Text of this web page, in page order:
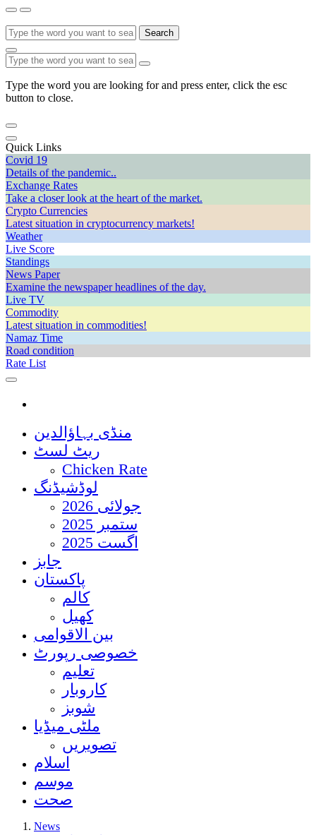
Search
Type the word you are looking for and press enter, click the esc
button to close.
Quick Links
Covid 19
Details of the pandemic..
Exchange Rates
Take a closer look at the heart of the market.
Crypto Currencies
Latest situation in cryptocurrency markets!
Weather
Live Score
Standings
News Paper
Examine the newspaper headlines of the day.
Live TV
Commodity
Latest situation in commodities!
Namaz Time
Road condition
Rate List
منڈی بہاؤالدین
ریٹ لسٹ
Chicken Rate
لوڈشیڈنگ
جولائی 2026
ستمبر 2025
اگست 2025
جابز
پاکستان
کالم
کھیل
بین الاقوامی
خصوصی رپورٹ
تعلیم
کاروبار
شوبز
ملٹی میڈیا
تصویریں
اسلام
موسم
صحت
News